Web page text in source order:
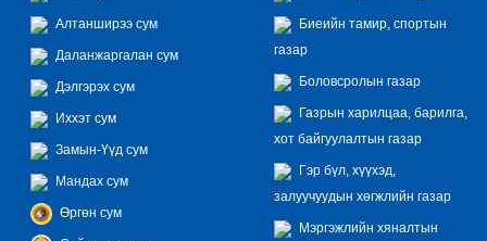
Алтанширээ сум
Даланжаргалан сум
Дэлгэрэх сум
Иххэт сум
Замын-Үүд сум
Мандах сум
Өргөн сум
Биеийн тамир, спортын
газар
Боловсролын газар
Газрын харилцаа, барилга,
хот байгуулалтын газар
Гэр бүл, хүүхэд,
залуучуудын хөгжлийн газар
Мэргэжлийн хяналтын